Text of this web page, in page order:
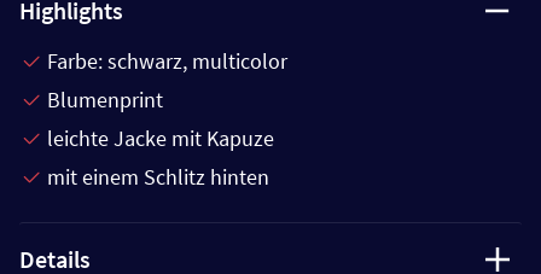
Highlights
Farbe: schwarz, multicolor
Blumenprint
leichte Jacke mit Kapuze
mit einem Schlitz hinten
Details